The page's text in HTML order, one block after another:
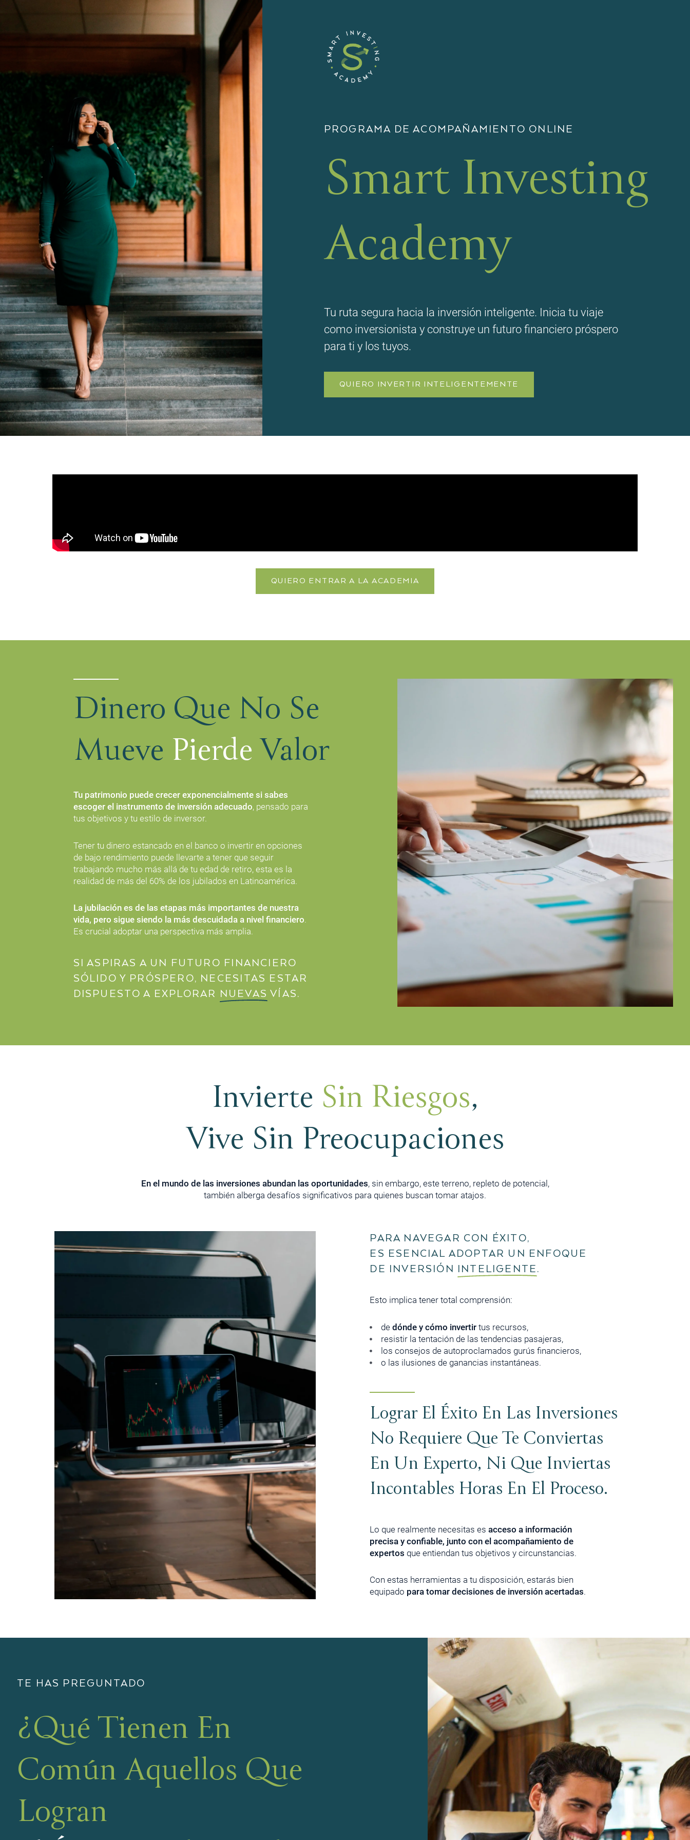
PROGRAMA DE ACOMPAÑAMIENTO ONLINE
Smart Investing
Academy
Tu ruta segura hacia la inversión inteligente. Inicia tu viaje
como inversionista y construye un futuro financiero próspero
para ti y los tuyos.
QUIERO INVERTIR INTELIGENTEMENTE
QUIERO ENTRAR A LA ACADEMIA
Dinero Que No Se
Mueve Pierde Valor
Tu patrimonio puede crecer exponencialmente si sabes
escoger el instrumento de inversión adecuado, pensado para
tus objetivos y tu estilo de inversor.
Tener tu dinero estancado en el banco o invertir en opciones
de bajo rendimiento puede llevarte a tener que seguir
trabajando mucho más allá de tu edad de retiro, esta es la
realidad de más del 60% de los jubilados en Latinoamérica.
La jubilación es de las etapas más importantes de nuestra
vida, pero sigue siendo la más descuidada a nivel financiero.
Es crucial adoptar una perspectiva más amplia.
SI ASPIRAS A UN FUTURO FINANCIERO
SÓLIDO Y PRÓSPERO, NECESITAS ESTAR
DISPUESTO A EXPLORAR NUEVAS VÍAS.
Invierte Sin Riesgos,
Vive Sin Preocupaciones
En el mundo de las inversiones abundan las oportunidades, sin embargo, este terreno, repleto de potencial,
también alberga desafíos significativos para quienes buscan tomar atajos.
PARA NAVEGAR CON ÉXITO,
ES ESENCIAL ADOPTAR UN ENFOQUE
DE INVERSIÓN INTELIGENTE.
Esto implica tener total comprensión:
dedónde y cómo invertir tus recursos,
resistir la tentación de las tendencias pasajeras,
los consejos de autoproclamados gurús financieros,
o las ilusiones de ganancias instantáneas.
Lograr El Éxito En Las Inversiones
No Requiere Que Te Conviertas
En Un Experto, Ni Que Inviertas
Incontables Horas En El Proceso.
Lo que realmente necesitas esacceso a información
precisa y confiable, junto con el acompañamiento de
expertos que entiendan tus objetivos y circunstancias.
Con estas herramientas a tu disposición, estarás bien
equipado para tomar decisiones de inversión acertadas.
TE HAS PREGUNTADO
¿Qué Tienen En
Común Aquellos Que
Logran